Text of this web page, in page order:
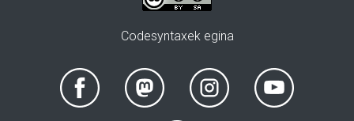
Codesyntaxek egina